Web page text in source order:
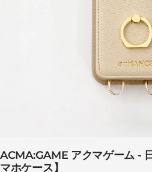
ACMA:GAME アクマゲーム -
マホケース】